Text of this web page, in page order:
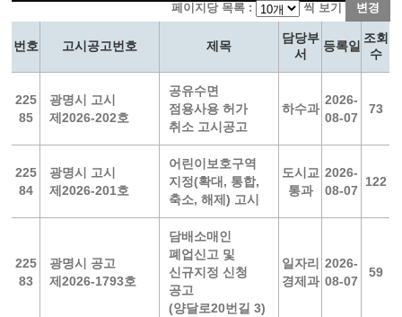
페이지당 목록 : 씩 보기 변경
번호 고시공고번호 제목
담당부
서
등록일
조회
수
225
85
광명시 고시
제2026-202호
공유수면
점용사용 허가
취소 고시공고
하수과
2026-
08-07
73
225
84
광명시 고시
제2026-201호
어린이보호구역
지정(확대, 통합,
축소, 해제) 고시
도시교
통과
2026-
08-07
122
225
83
광명시 공고
제2026-1793호
담배소매인
폐업신고 및
신규지정 신청
공고
(양달로20번길 3)
일자리
경제과
2026-
08-07
59